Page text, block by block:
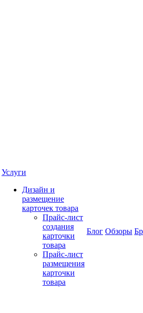
Услуги
Дизайн и
размещение
карточек товара
Прайс-лист
создания
карточки
товара
Прайс-лист
размещения
карточки
товара
Блог Обзоры